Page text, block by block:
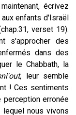
écrivez
enfants d'Israël
verset 19).
s'approcher des
dans des
le Chabbath, la
, leur semble
! Ces sentiments
perception erronée
nous vivons